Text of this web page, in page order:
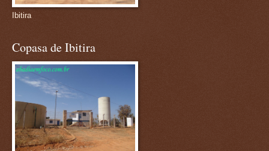
Ibitira
Copasa de Ibitira